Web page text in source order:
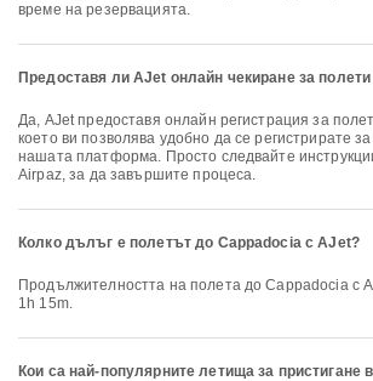
време на резервацията.
Предоставя ли AJet онлайн чекиране за
Да, AJet предоставя онлайн регистрация за полети до Cappadocia,
което ви позволява удобно да се регистрирате
нашата платформа. Просто следвайте
Airpaz, за да завършите процеса.
Колко дълъг е полетът до Cappadocia с AJet?
Продължителността на полета до Cappadocia с AJet е приблизително
1h 15m.
Кои са най-популярните летища за пристигане